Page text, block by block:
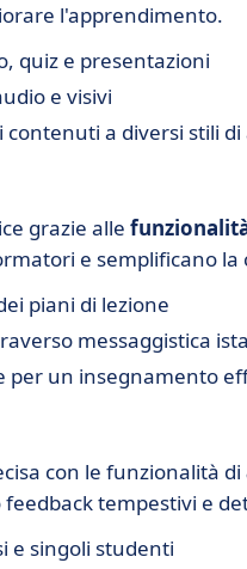
l'apprendimento.
quiz e presentazioni
e visivi
contenuti a diversi stili
grazie alle
e semplificano
piani di lezione
messaggistica
per un insegnamento
con le funzionalità di
tempestivi e
e singoli studenti